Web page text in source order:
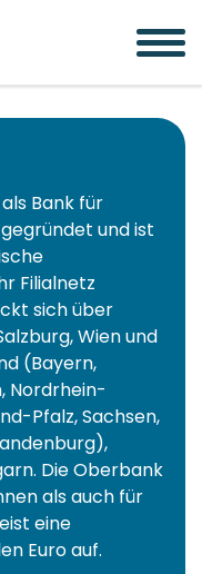
Bank für
und ist
Filialnetz
sich über
Wien und
(Bayern,
Nordrhein-
Pfalz, Sachsen,
Die Oberbank
als auch für
eine
Euro auf.